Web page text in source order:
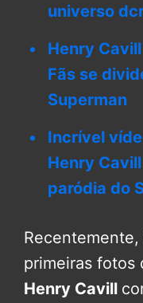
universo
Henry
Fãs se
Superman
Incrível
Henry
paródia do
primeiras fotos
Henry Cavill